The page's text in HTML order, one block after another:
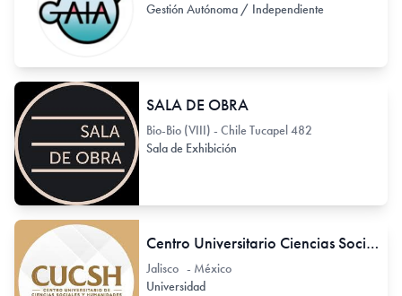
Gestión Autónoma / Independiente
SALA DE OBRA
Bio-Bio (VIII) - Chile Tucapel 482
Sala de Exhibición
Centro Universitario Ciencias Sociales y Humanidades - CUCSH
Jalisco - México
Universidad